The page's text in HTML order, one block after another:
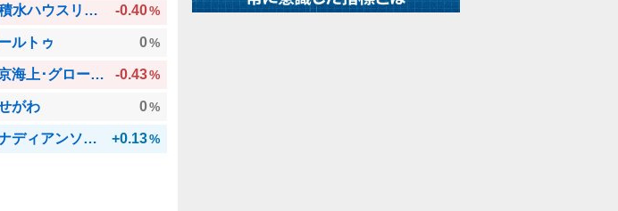
R-積水ハウスリート -0.40%
ルトゥ 0%
東京海上･グローバルヘルスケアREIT(毎月) -0.43%
がわ 0%
カナディアンソラIF +0.13%